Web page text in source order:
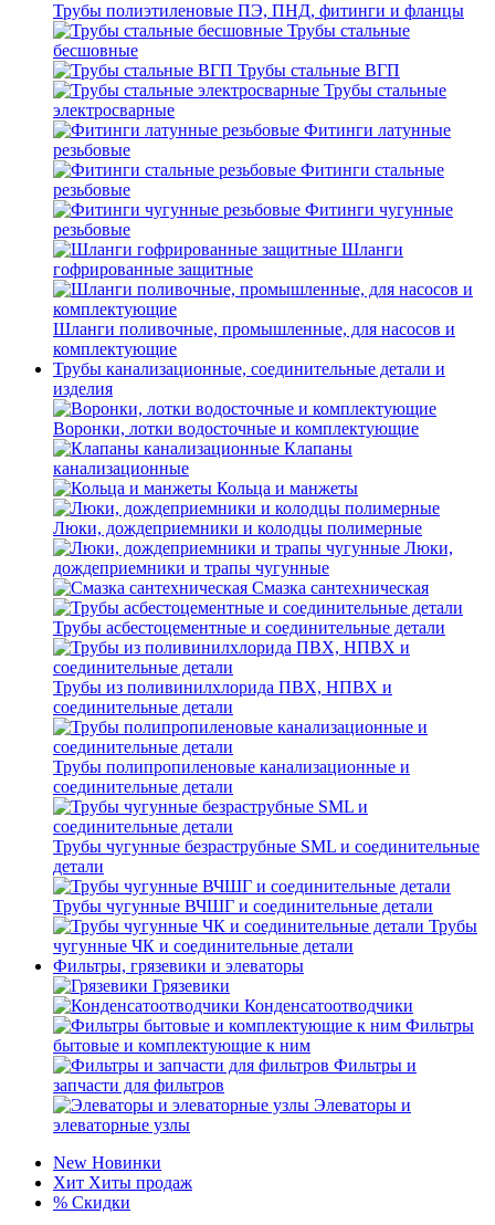
Трубы полиэтиленовые ПЭ, ПНД, фитинги и фланцы
Трубы стальные
бесшовные
Трубы стальные ВГП
Трубы стальные
электросварные
Фитинги латунные
резьбовые
Фитинги стальные
резьбовые
Фитинги чугунные
резьбовые
Шланги
гофрированные защитные
Шланги поливочные, промышленные, для насосов и
комплектующие
Трубы канализационные, соединительные детали и
изделия
Воронки, лотки водосточные и комплектующие
Клапаны
канализационные
Кольца и манжеты
Люки, дождеприемники и колодцы полимерные
Люки,
дождеприемники и трапы чугунные
Смазка сантехническая
Трубы асбестоцементные и соединительные детали
Трубы из поливинилхлорида ПВХ, НПВХ и
соединительные детали
Трубы полипропиленовые канализационные и
соединительные детали
Трубы чугунные безраструбные SML и соединительные
детали
Трубы чугунные ВЧШГ и соединительные детали
Трубы
чугунные ЧК и соединительные детали
Фильтры, грязевики и элеваторы
Грязевики
Конденсатоотводчики
Фильтры
бытовые и комплектующие к ним
Фильтры и
запчасти для фильтров
Элеваторы и
элеваторные узлы
New Новинки
Хит Хиты продаж
% Скидки